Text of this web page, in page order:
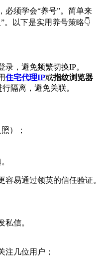
必须学会“养号”。简单来
。以下是实用养号策略👇
，避免频繁切换IP。
住宅代理IP或指纹浏览器
行隔离，避免关联。
）；
易通过领英的信任验证。
私信。
注几位用户；